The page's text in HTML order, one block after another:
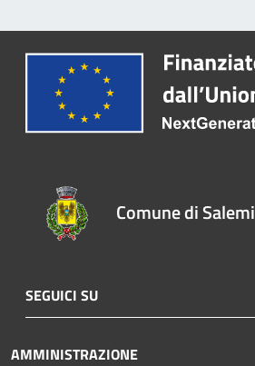
Comune di Salemi
SEGUICI SU
AMMINISTRAZIONE